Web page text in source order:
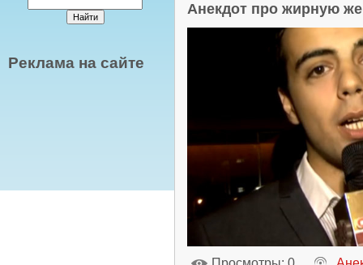
Реклама на сайте
Анекдот про жирную